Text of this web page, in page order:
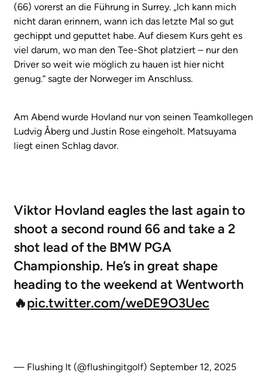
(66) vorerst an die Führung in Surrey. „Ich kann mich
nicht daran erinnern, wann ich das letzte Mal so gut
gechippt und geputtet habe. Auf diesem Kurs geht es
viel darum, wo man den Tee-Shot platziert – nur den
Driver so weit wie möglich zu hauen ist hier nicht
genug.“ sagte der Norweger im Anschluss.
Am Abend wurde Hovland nur von seinen Teamkollegen
Ludvig Åberg und Justin Rose eingeholt. Matsuyama
liegt einen Schlag davor.
Viktor Hovland eagles the last again to
shoot a second round 66 and take a 2
shot lead of the BMW PGA
Championship. He’s in great shape
heading to the weekend at Wentworth
🔥pic.twitter.com/weDE9O3Uec
— Flushing It (@flushingitgolf) September 12, 2025